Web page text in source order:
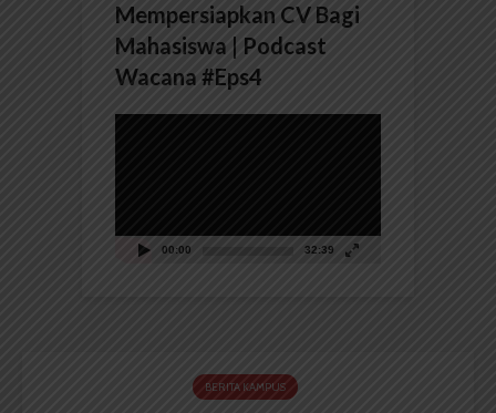
Mempersiapkan CV Bagi
Mahasiswa | Podcast
Wacana #Eps4
00:00 32:39
BERITA KAMPUS